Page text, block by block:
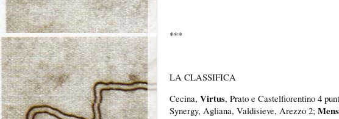
***
LA CLASSIFICA
Cecina, Virtus, Prato e Castelfiorentino 4
Synergy, Agliana, Valdisieve, Arezzo 2;